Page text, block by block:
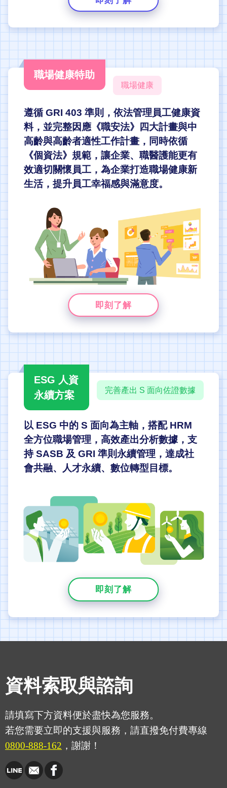
職場健康特助
職場健康
遵循 GRI 403 準則，依法管理員工健康資
料，並完整因應《職安法》四大計畫與中
高齡與高齡者適性工作計畫，同時依循
《個資法》規範，讓企業、職醫護能更有
效適切關懷員工，為企業打造職場健康新
生活，提升員工幸福感與滿意度。
即刻了解
ESG 人資
永續方案
完善產出 S 面向佐證數據
以 ESG 中的 S 面向為主軸，搭配 HRM
全方位職場管理，高效產出分析數據，支
持 SASB 及 GRI 準則永續管理，達成社
會共融、人才永續、數位轉型目標。
即刻了解
資料索取與諮詢
請填寫下方資料便於盡快為您服務。
若您需要立即的支援與服務，請直撥免付費專線
0800-888-162 ，謝謝！